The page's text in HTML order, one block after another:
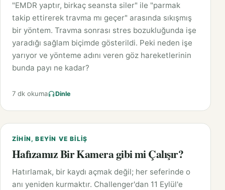
"EMDR yaptır, birkaç seansta siler" ile "parmak
takip ettirerek travma mı geçer" arasında sıkışmış
bir yöntem. Travma sonrası stres bozukluğunda işe
yaradığı sağlam biçimde gösterildi. Peki neden işe
yarıyor ve yönteme adını veren göz hareketlerinin
bunda payı ne kadar?
7 dk okuma Dinle
ZIHIN, BEYIN VE BILIŞ
Hafızamız Bir Kamera gibi mi Çalışır?
Hatırlamak, bir kaydı açmak değil; her seferinde o
anı yeniden kurmaktır. Challenger'dan 11 Eylül'e